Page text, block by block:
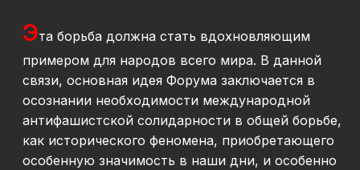
Эта борьба должна стать вдохновляющим
примером для народов всего мира. В данной
связи, основная идея Форума заключается в
осознании необходимости международной
антифашистской солидарности в общей борьбе,
как исторического феномена, приобретающего
особенную значимость в наши дни, и особенно